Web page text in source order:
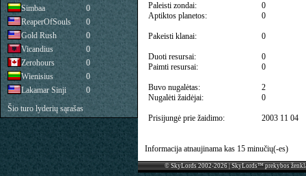
Paleisti zondai:
Aptiktos planetos:
Pakeisti klanai:
Duoti resursai:
Paimti resursai:
Buvo nugalėtas:
Nugalėti žaidėjai:
Prisijungė prie žaidimo:
0
0
0
0
0
2
0
2003 11 04
Informacija atnaujinama kas 15 minučių(-es)
© SkyLords 2002-2026 | SkyLords™ prekybos
Simbaa
0
ReaperOfSouls
0
Gold Rush
0
Vicandius
0
Zerohours
0
Wienisius
0
Lakamar Sinji
0
Šio turo lyderių sąrašas